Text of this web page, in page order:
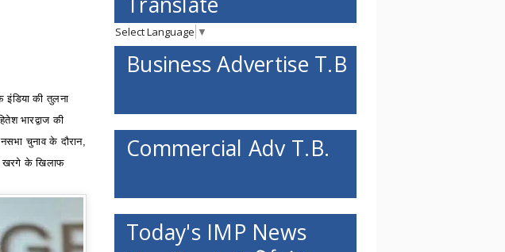
की तुलना
भारद्वाज की
चुनाव के दौरान,
खरगे के खिलाफ
Select Language ▼
Business Advertise T.B
Commercial Adv T.B.
Today's IMP News